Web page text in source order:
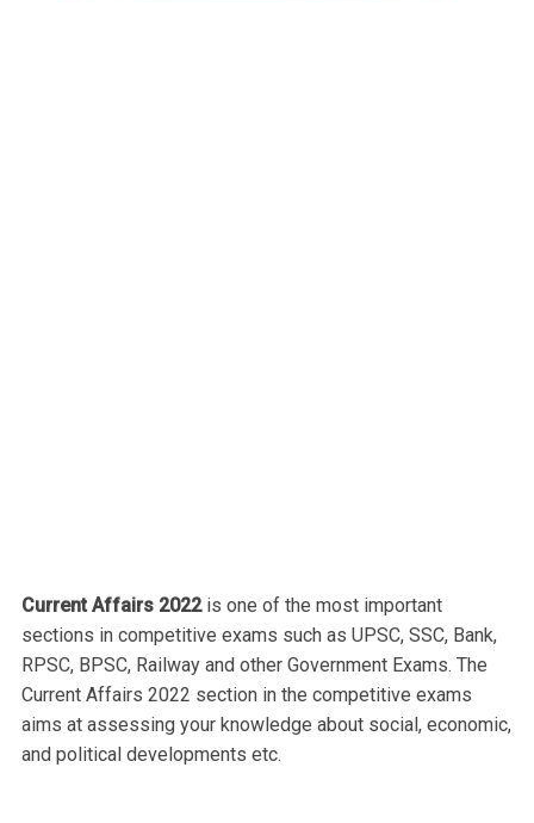
Current Affairs 2022is one of the most important
sections in competitive exams such as UPSC, SSC, Bank,
RPSC, BPSC, Railway and other Government Exams. The
Current Affairs 2022 section in the competitive exams
aims at assessing your knowledge about social, economic,
and political developments etc.